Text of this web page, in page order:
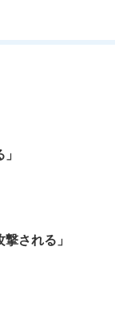
される」